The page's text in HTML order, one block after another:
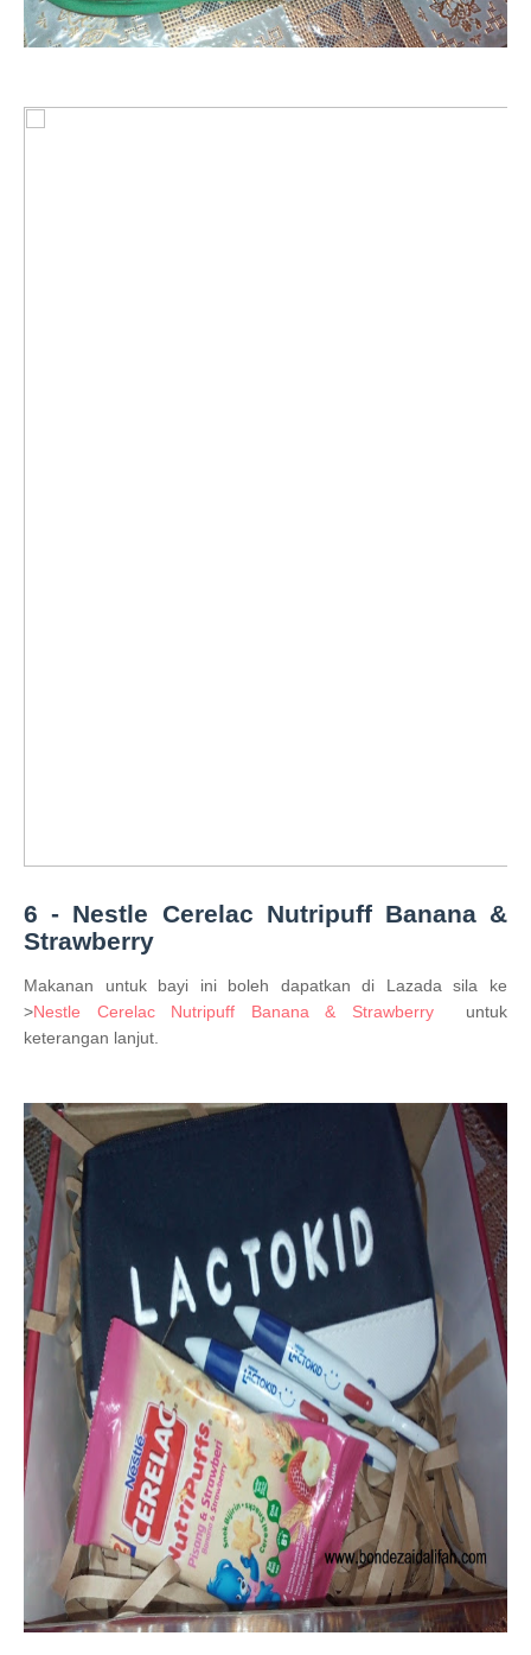
6 - Nestle Cerelac Nutripuff Banana &
Strawberry
Makanan untuk bayi ini boleh dapatkan di Lazada sila ke
>Nestle Cerelac Nutripuff Banana & Strawberry
untuk
keterangan lanjut.